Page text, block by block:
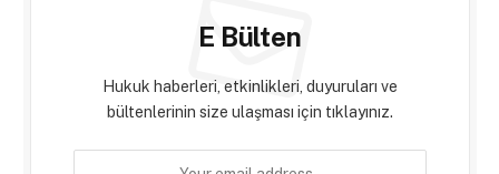
E Bülten
Hukuk haberleri, etkinlikleri, duyuruları ve
bültenlerinin size ulaşması için tıklayınız.